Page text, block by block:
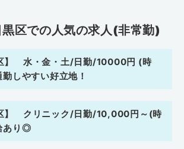
区での人気の求人(非常勤)
】 水・金・土/日勤/10000円 (時
しやすい好立地！
区】 クリニック/日勤/10,000円～(時
あり◎